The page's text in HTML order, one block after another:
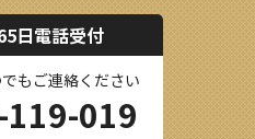
日電話受付
もご連絡ください
019